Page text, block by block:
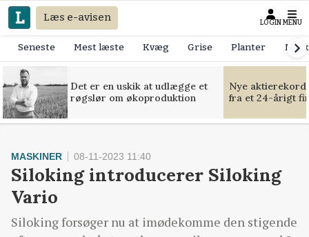
Læs e-avisen LOGIN MENU
Seneste Mest læste Kvæg Grise Planter
Det er en uskik at udlægge et
røgslør om økoproduktion
Nye
fra et 24-årigt
MASKINER 08-11-2023 11:40
Siloking introducerer Siloking
Vario
Siloking forsøger nu at imødekomme den stigende